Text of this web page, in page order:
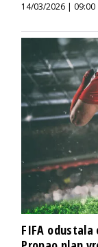
14/03/2026 | 09:00
FIFA